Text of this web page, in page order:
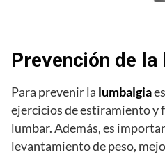
Prevención de
Para prevenir la lumbalgia
ejercicios de estiramiento y
lumbar. Además, es
levantamiento de peso,